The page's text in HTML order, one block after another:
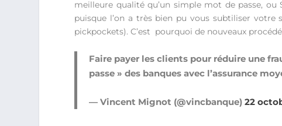
meilleure qualité qu’un simple mot de passe,
puisque l’on a très bien pu vous subtiliser
pickpockets). C’est pourquoi de nouveaux
Faire payer les clients pour réduire une
passe » des banques avec l’assurance
— Vincent Mignot (@vincbanque)22